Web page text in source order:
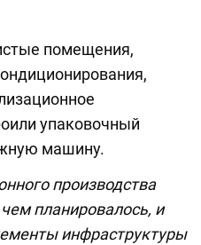
помещения,
упаковочный
машину.
производства
планировалось, и
инфраструктуры